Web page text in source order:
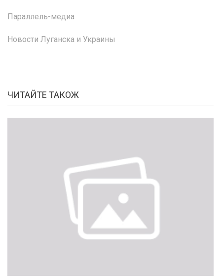
Параллель-медиа
Новости Луганска и Украины
ЧИТАЙТЕ ТАКОЖ